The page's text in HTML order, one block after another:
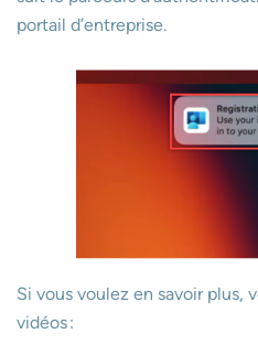
portail d’entreprise.
Si vous voulez en savoir plus,
vidéos :